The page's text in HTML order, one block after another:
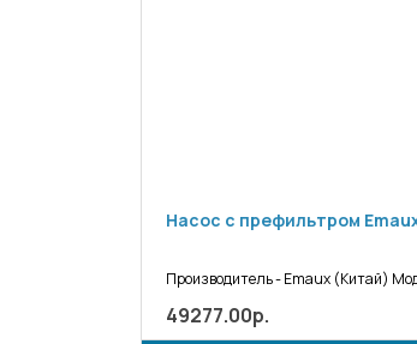
Насос с префильтром
Производитель - Emaux (Китай)
49277.00р.